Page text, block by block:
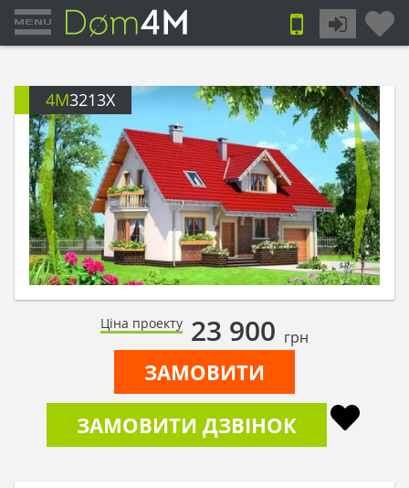
4M3213X
Ціна проекту 23 900 грн
ЗАМОВИТИ
ЗАМОВИТИ ДЗВІНОК